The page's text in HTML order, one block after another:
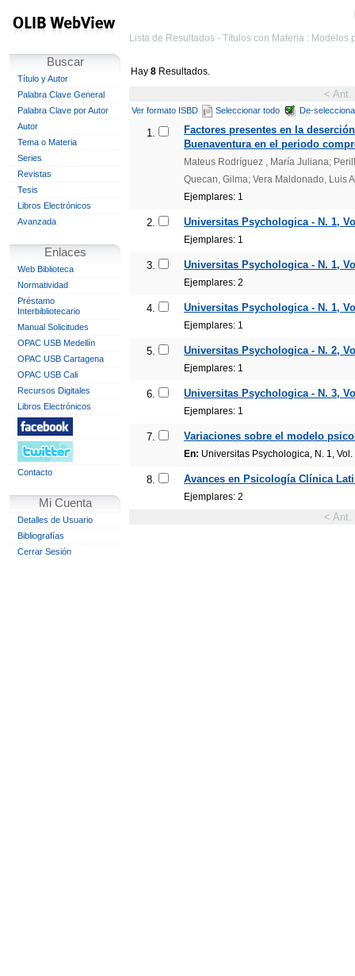
Buscar
Título y Autor
Palabra Clave General
Palabra Clave por Autor
Autor
Tema o Materia
Series
Revistas
Tesis
Libros Electrónicos
Avanzada
Enlaces
Web Biblioteca
Normatividad
Préstamo
Interbibliotecario
Manual Solicitudes
OPAC USB Medellín
OPAC USB Cartagena
OPAC USB Cali
Recursos Digitales
Libros Electrónicos
Contacto
Mi Cuenta
Detalles de Usuario
Bibliografías
Cerrar Sesión
Lista de Resultados - Títulos con Materia : Modelos
Hay 8 Resultados.
< Ant.
Ver formato ISBD Seleccionar todo De-
1.
Factores presentes en la
Buenaventura en el periodo
Mateus Rodríguez , María Juliana;
Quecan, Gilma; Vera Maldonado, Luis
Ejemplares: 1
2. Universitas Psychologica - N. 1,
Ejemplares: 1
3. Universitas Psychologica - N. 1,
Ejemplares: 2
4. Universitas Psychologica - N. 1,
Ejemplares: 1
5. Universitas Psychologica - N. 2,
Ejemplares: 1
6. Universitas Psychologica - N. 3,
Ejemplares: 1
7. Variaciones sobre el modelo
En: Universitas Psychologica, N. 1,
8. Avances en Psicología Clínica
Ejemplares: 2
< Ant.